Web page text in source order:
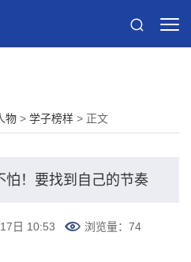
物 > 学子榜样 > 正文
怕！要找到自己的节奏
日 10:53 浏览量： 74